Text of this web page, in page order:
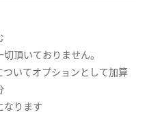
頂いておりません。
ついてオプションとして加算
なります